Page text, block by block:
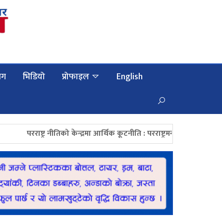
भिडियो प्रोफाइल English
नीतिको केन्द्रमा आर्थिक कूटनीति : परराष्ट्रमन्त्री खनाल